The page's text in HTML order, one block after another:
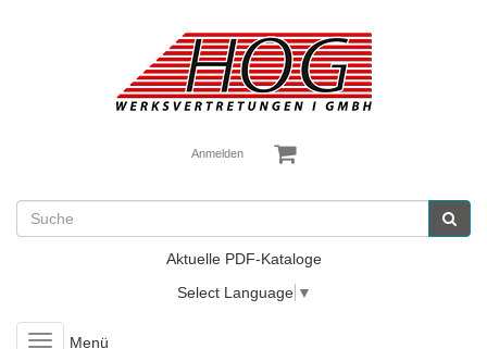
Anmelden
Aktuelle PDF-Kataloge
Select Language ▼
ToggleMenü